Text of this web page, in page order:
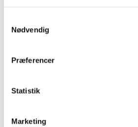
Nødvendig
Præferencer
Statistik
Marketing